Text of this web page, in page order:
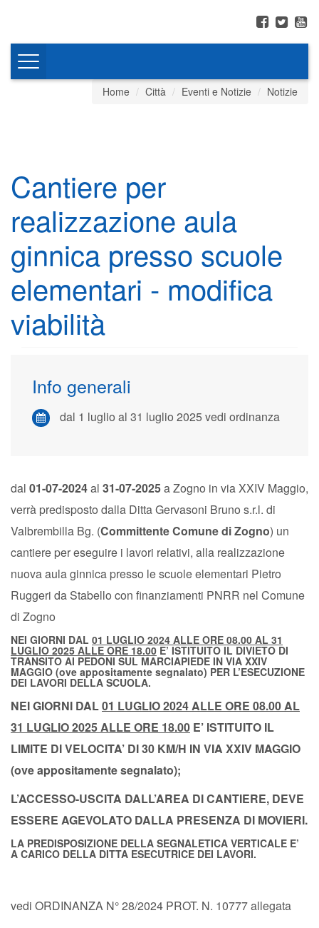
Toggle
Home
Città Eventi e Notizie Notizie
Cantiere per
realizzazione aula
ginnica presso scuole
elementari - modifica
viabilità
Info generali
dal 1 luglio al 31 luglio 2025 vedi ordinanza
dal 01-07-2024al 31-07-2025a Zogno in via XXIV Maggio,
verrà predisposto dalla Ditta Gervasoni Bruno s.r.l. di
Valbrembilla Bg. (Committente Comune di Zogno) un
cantiere per eseguire i lavori relativi, alla realizzazione
nuova aula ginnica presso le scuole elementari Pietro
Ruggeri da Stabello con finanziamenti PNRR nel Comune
di Zogno
NEI GIORNI DAL 01 LUGLIO 2024 ALLE ORE 08.00 AL 31
LUGLIO 2025 ALLE ORE 18.00 E’ ISTITUITO IL DIVIETO DI
TRANSITO AI PEDONI SUL MARCIAPIEDE IN VIA XXIV
MAGGIO (ove appositamente segnalato) PER L’ESECUZIONE
DEI LAVORI DELLA SCUOLA.
NEI GIORNI DAL01 LUGLIO 2024 ALLE ORE 08.00 AL
31 LUGLIO 2025 ALLE ORE 18.00 E’ ISTITUITO IL
LIMITE DI VELOCITA’ DI 30 KM/H IN VIA XXIV MAGGIO
(ove appositamente segnalato);
L’ACCESSO-USCITA DALL’AREA DI CANTIERE, DEVE
ESSERE AGEVOLATO DALLA PRESENZA DI MOVIERI.
LA PREDISPOSIZIONE DELLA SEGNALETICA VERTICALE E’
A CARICO DELLA DITTA ESECUTRICE DEI LAVORI.
vedi ORDINANZA N° 28/2024 PROT. N. 10777 allegata